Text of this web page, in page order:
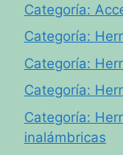
Categoría:
Categoría:
Categoría:
Categoría:
Categoría:
inalámbricas